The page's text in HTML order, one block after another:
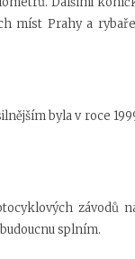
míst Prahy a
byla v roce
závodů
splním.